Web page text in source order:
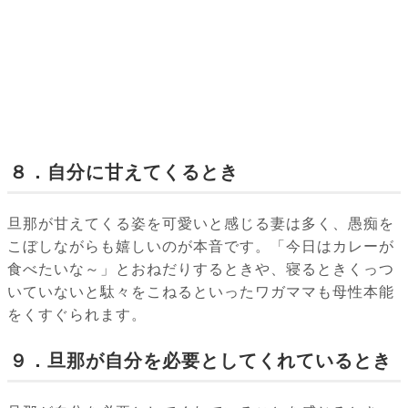
８．自分に甘えてくるとき
旦那が甘えてくる姿を可愛いと感じる妻は多く、愚痴を
こぼしながらも嬉しいのが本音です。「今日はカレーが
食べたいな～」とおねだりするときや、寝るときくっつ
いていないと駄々をこねるといったワガママも母性本能
をくすぐられます。
９．旦那が自分を必要としてくれているとき